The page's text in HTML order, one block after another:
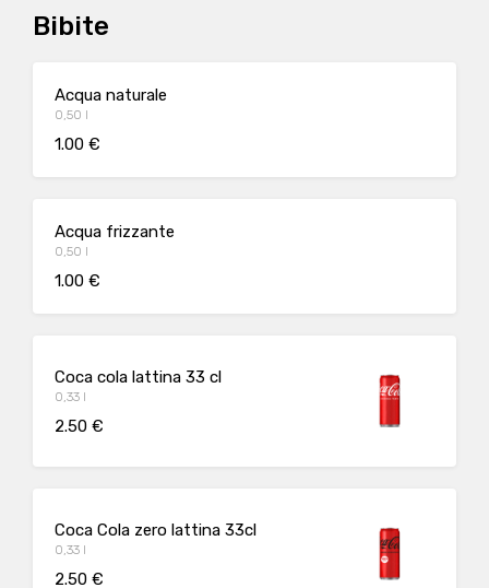
Bibite
Acqua naturale
0,50 l
1.00 €
Acqua frizzante
0,50 l
1.00 €
Coca cola lattina 33 cl
0,33 l
2.50 €
Coca Cola zero lattina 33cl
0,33 l
2.50 €